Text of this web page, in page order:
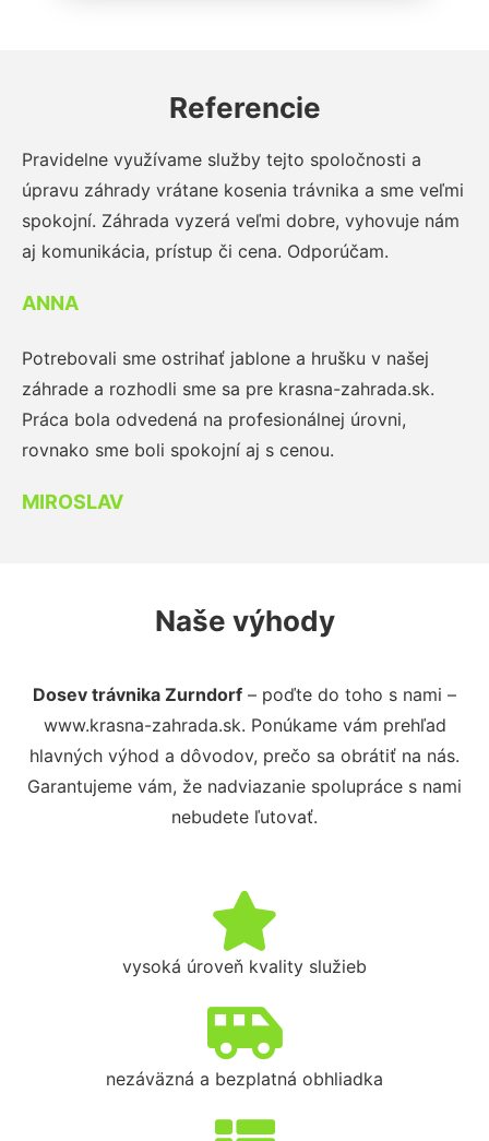
Referencie
Pravidelne využívame služby tejto spoločnosti a
úpravu záhrady vrátane kosenia trávnika a sme veľmi
spokojní. Záhrada vyzerá veľmi dobre, vyhovuje nám
aj komunikácia, prístup či cena. Odporúčam.
ANNA
Potrebovali sme ostrihať jablone a hrušku v našej
záhrade a rozhodli sme sa pre krasna-zahrada.sk.
Práca bola odvedená na profesionálnej úrovni,
rovnako sme boli spokojní aj s cenou.
MIROSLAV
Naše výhody
Dosev trávnika Zurndorf – poďte do toho s nami –
www.krasna-zahrada.sk. Ponúkame vám prehľad
hlavných výhod a dôvodov, prečo sa obrátiť na nás.
Garantujeme vám, že nadviazanie spolupráce s nami
nebudete ľutovať.
vysoká úroveň kvality služieb
nezáväzná a bezplatná obhliadka